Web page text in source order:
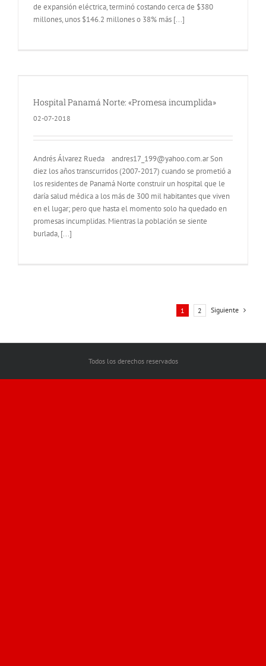
de expansión eléctrica, terminó costando cerca de $380
millones, unos $146.2 millones o 38% más [...]
Hospital Panamá Norte: «Promesa incumplida»
02-07-2018
Andrés Álvarez Rueda andres17_199@yahoo.com.ar Son
diez los años transcurridos (2007-2017) cuando se prometió a
los residentes de Panamá Norte construir un hospital que le
daría salud médica a los más de 300 mil habitantes que viven
en el lugar; pero que hasta el momento solo ha quedado en
promesas incumplidas. Mientras la población se siente
burlada, [...]
1 2 Siguiente
Todos los derechos reservados